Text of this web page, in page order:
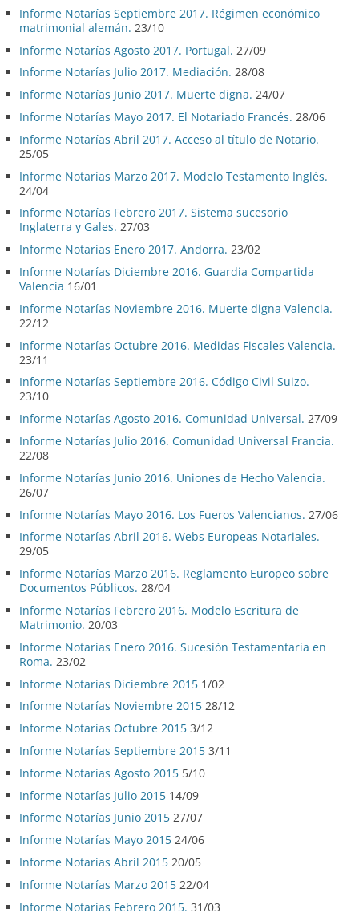
Informe Notarías Septiembre 2017. Régimen económico
matrimonial alemán. 23/10
Informe Notarías Agosto 2017. Portugal. 27/09
Informe Notarías Julio 2017. Mediación. 28/08
Informe Notarías Junio 2017. Muerte digna. 24/07
Informe Notarías Mayo 2017. El Notariado Francés. 28/06
Informe Notarías Abril 2017. Acceso al título de Notario.
25/05
Informe Notarías Marzo 2017. Modelo Testamento Inglés.
24/04
Informe Notarías Febrero 2017. Sistema sucesorio
Inglaterra y Gales. 27/03
Informe Notarías Enero 2017. Andorra. 23/02
Informe Notarías Diciembre 2016. Guardia Compartida
Valencia 16/01
Informe Notarías Noviembre 2016. Muerte digna Valencia.
22/12
Informe Notarías Octubre 2016. Medidas Fiscales Valencia.
23/11
Informe Notarías Septiembre 2016. Código Civil Suizo.
23/10
Informe Notarías Agosto 2016. Comunidad Universal. 27/09
Informe Notarías Julio 2016. Comunidad Universal Francia.
22/08
Informe Notarías Junio 2016. Uniones de Hecho Valencia.
26/07
Informe Notarías Mayo 2016. Los Fueros Valencianos. 27/06
Informe Notarías Abril 2016. Webs Europeas Notariales.
29/05
Informe Notarías Marzo 2016. Reglamento Europeo sobre
Documentos Públicos. 28/04
Informe Notarías Febrero 2016. Modelo Escritura de
Matrimonio. 20/03
Informe Notarías Enero 2016. Sucesión Testamentaria en
Roma. 23/02
Informe Notarías Diciembre 2015 1/02
Informe Notarías Noviembre 2015 28/12
Informe Notarías Octubre 2015 3/12
Informe Notarías Septiembre 2015 3/11
Informe Notarías Agosto 2015 5/10
Informe Notarías Julio 2015 14/09
Informe Notarías Junio 2015 27/07
Informe Notarías Mayo 2015 24/06
Informe Notarías Abril 2015 20/05
Informe Notarías Marzo 2015 22/04
Informe Notarías Febrero 2015. 31/03